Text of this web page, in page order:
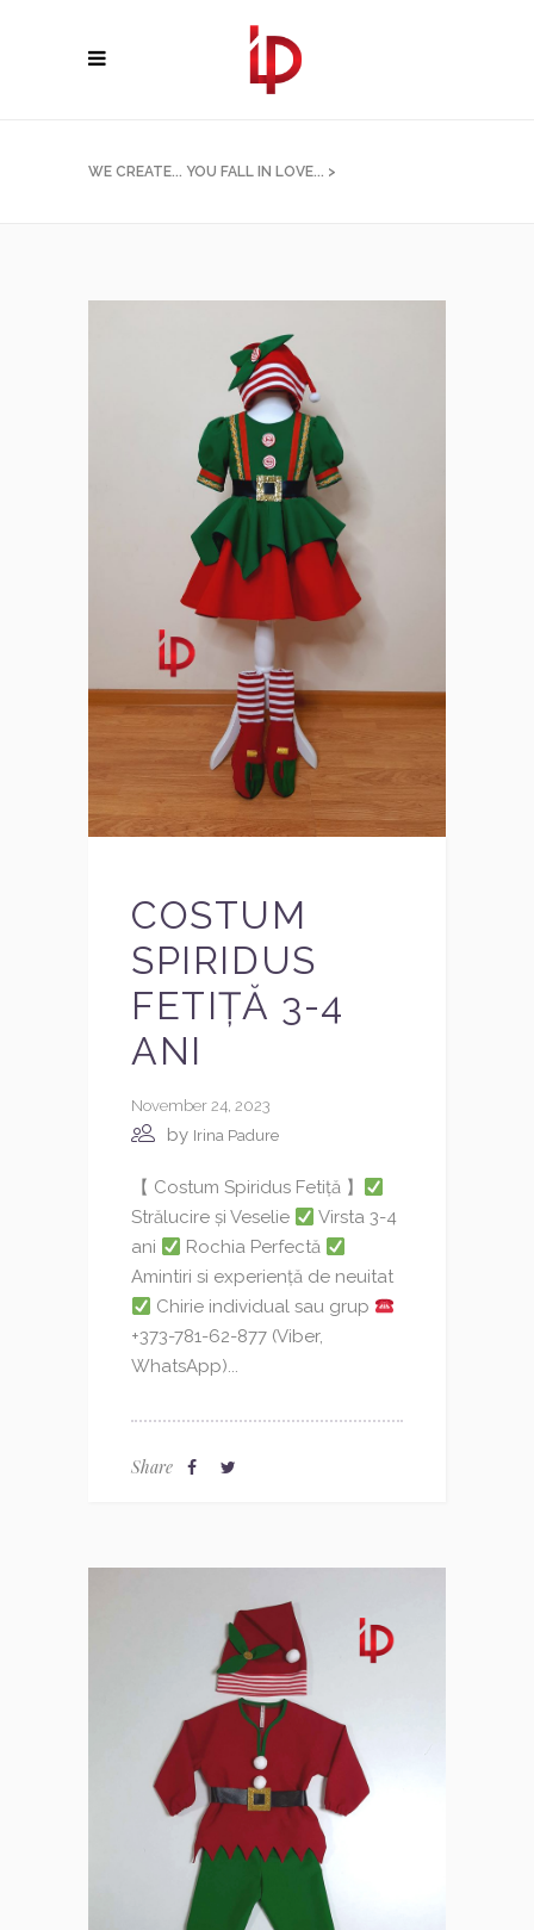
WE CREATE... YOU FALL IN LOVE... >
COSTUM
SPIRIDUS
FETIȚĂ 3-4
ANI
November 24, 2023
by Irina Padure
【 Costum Spiridus Fetiță 】
Strălucire și Veselie
Virsta 3-4
ani
Rochia Perfectă
Amintiri si experiență de neuitat
Chirie individual sau grup
+373-781-62-877 (Viber,
WhatsApp)...
Share